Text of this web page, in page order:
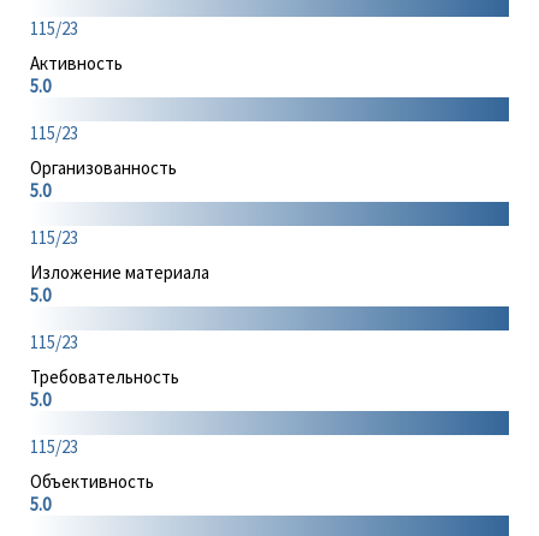
115/23
Активность
5.0
115/23
Организованность
5.0
115/23
Изложение материала
5.0
115/23
Требовательность
5.0
115/23
Объективность
5.0